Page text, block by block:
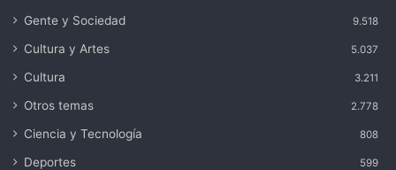
Gente y Sociedad 9.518
Cultura y Artes 5.037
Cultura 3.211
Otros temas 2.778
Ciencia y Tecnología 808
Deportes 599